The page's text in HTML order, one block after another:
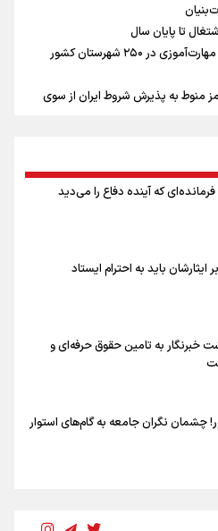
منوط به پذیرش شروط ایران از سوی
جدی دوران جنگ است/ خطر از
«محمود صارمی»که آینده دفاع را می‌دید
ایثارشان باید به احترام ایستاد
خبرنگار به تامین حقوق حرفه‌ای و
چشمان نگران جامعه به گام‌های استوار